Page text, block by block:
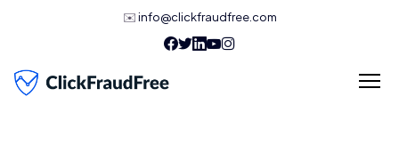
✉️info@clickfraudfree.com